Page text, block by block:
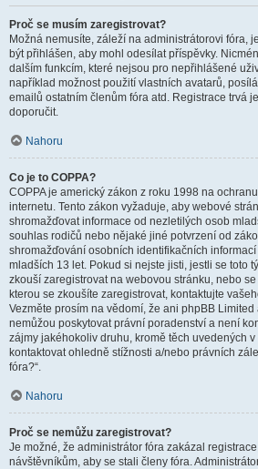
Proč se musím zaregistrovat?
Možná nemusíte, záleží na administrátorovi fóra,
být přihlášen, aby mohl odesílat příspěvky.
dalším funkcím, které nejsou pro nepřihlášené
například možnost použití vlastních avatarů,
emailů ostatním členům fóra atd. Registrace trvá
doporučit.
Nahoru
Co je to COPPA?
COPPA je americký zákon z roku 1998 na
internetu. Tento zákon vyžaduje, aby webové
shromažďovat informace od nezletilých osob
souhlas rodičů nebo nějaké jiné potvrzení od
shromažďování osobních identifikačních
mladších 13 let. Pokud si nejste jisti, jestli se toto
zkouší zaregistrovat na webovou stránku, nebo
kterou se zkoušíte zaregistrovat, kontaktujte
Vezměte prosím na vědomí, že ani phpBB
nemůžou poskytovat právní poradenství a není
zájmy jakéhokoliv druhu, kromě těch uvedených v
kontaktovat ohledně stížnosti a/nebo právních
fóra?“.
Nahoru
Proč se nemůžu zaregistrovat?
Je možné, že administrátor fóra zakázal
návštěvníkům, aby se stali členy fóra.